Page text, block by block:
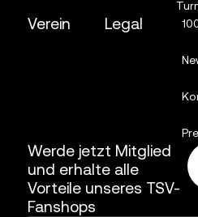
Verein Legal
Werde jetzt Mitglied
und erhalte alle
Vorteile unseres TSV-
Fanshops